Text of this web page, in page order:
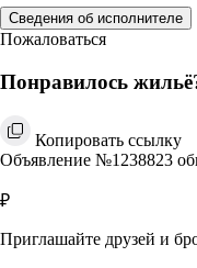
Сведения об исполнителе
Пожаловаться
Понравилось
Копировать ссылку
Объявление №1238823
₽
Приглашайте друзей и